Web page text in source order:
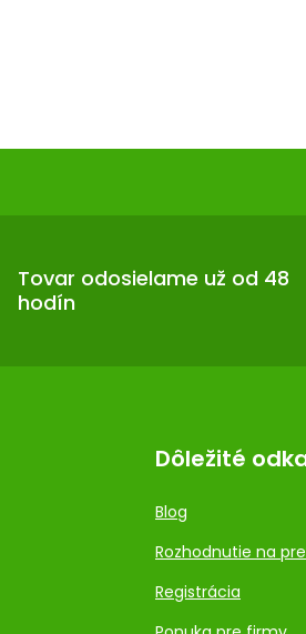
Tovar odosielame už od 48
hodín
Dôležité
Blog
Rozhodnutie na
Registrácia